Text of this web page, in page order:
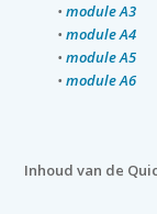
•module A3
•module A4
•module A5
•module A6
Inhoud van de